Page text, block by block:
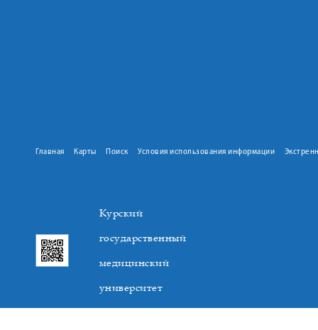
Главная Карты Поиск Условия использования информации
Курский
государственный
медицинский
университет